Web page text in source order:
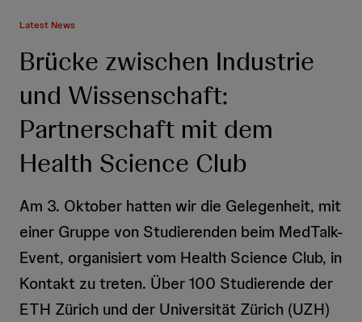
Latest News
Brücke zwischen Industrie
und Wissenschaft:
Partnerschaft mit dem
Health Science Club
Am 3. Oktober hatten wir die Gelegenheit, mit
einer Gruppe von Studierenden beim MedTalk-
Event, organisiert vom Health Science Club, in
Kontakt zu treten. Über 100 Studierende der
ETH Zürich und der Universität Zürich (UZH)